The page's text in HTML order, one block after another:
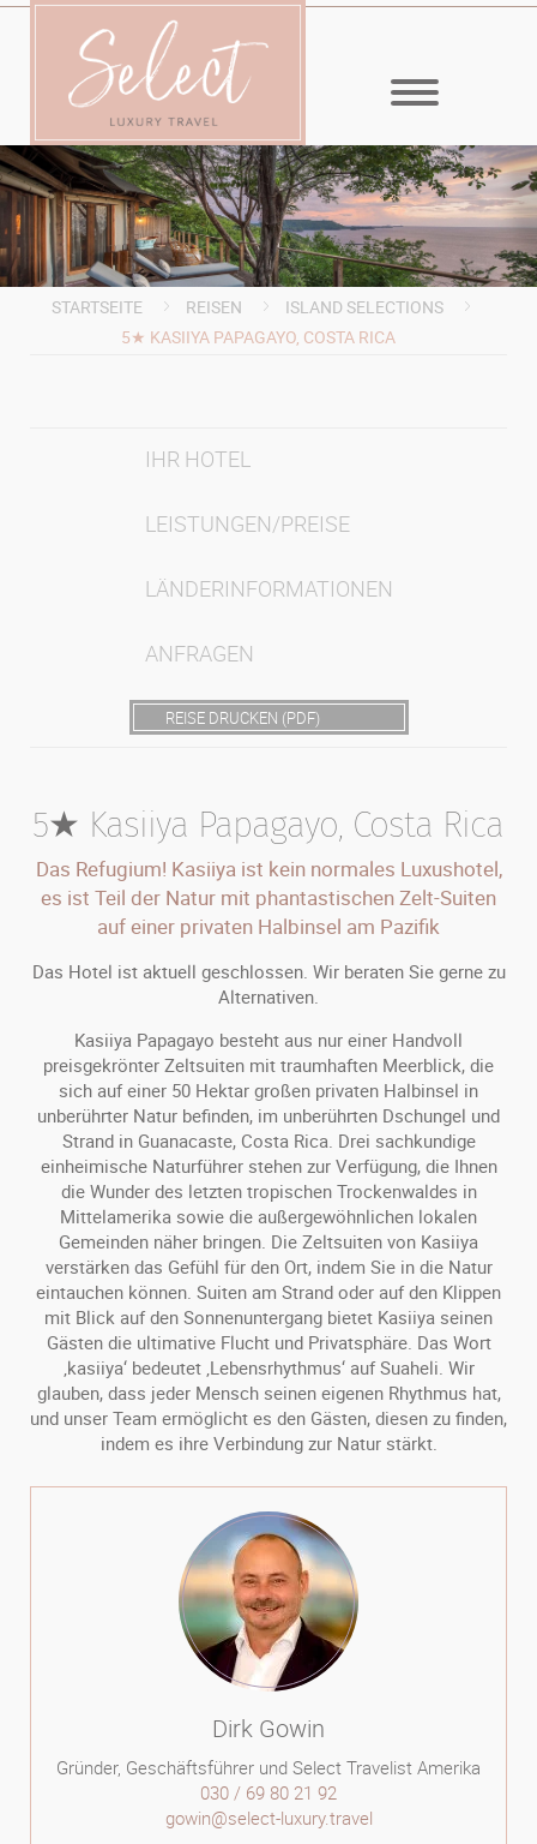
MENÜ
STARTSEITE REISEN
ISLAND SELECTIONS
5★ KASIIYA PAPAGAYO, COSTA RICA
IHR HOTEL
LEISTUNGEN/PREISE
LÄNDERINFORMATIONEN
ANFRAGEN
REISE DRUCKEN (PDF)
5★ Kasiiya Papagayo, Costa Rica
Das Refugium! Kasiiya ist kein normales Luxushotel,
es ist Teil der Natur mit phantastischen Zelt-Suiten
auf einer privaten Halbinsel am Pazifik
Das Hotel ist aktuell geschlossen. Wir beraten Sie gerne zu
Alternativen.
Kasiiya Papagayo besteht aus nur einer Handvoll
preisgekrönter Zeltsuiten mit traumhaften Meerblick, die
sich auf einer 50 Hektar großen privaten Halbinsel in
unberührter Natur befinden, im unberührten Dschungel und
Strand in Guanacaste, Costa Rica. Drei sachkundige
einheimische Naturführer stehen zur Verfügung, die Ihnen
die Wunder des letzten tropischen Trockenwaldes in
Mittelamerika sowie die außergewöhnlichen lokalen
Gemeinden näher bringen. Die Zeltsuiten von Kasiiya
verstärken das Gefühl für den Ort, indem Sie in die Natur
eintauchen können. Suiten am Strand oder auf den Klippen
mit Blick auf den Sonnenuntergang bietet Kasiiya seinen
Gästen die ultimative Flucht und Privatsphäre. Das Wort
‚kasiiya‘ bedeutet ‚Lebensrhythmus‘ auf Suaheli. Wir
glauben, dass jeder Mensch seinen eigenen Rhythmus hat,
und unser Team ermöglicht es den Gästen, diesen zu finden,
indem es ihre Verbindung zur Natur stärkt.
Dirk Gowin
Gründer, Geschäftsführer und Select Travelist Amerika
030 / 69 80 21 92
gowin@select-luxury.travel